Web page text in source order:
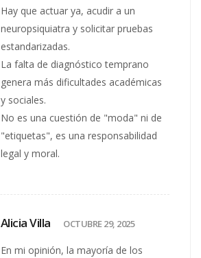
Hay que actuar ya, acudir a un
neuropsiquiatra y solicitar pruebas
estandarizadas.
La falta de diagnóstico temprano
genera más dificultades académicas
y sociales.
No es una cuestión de "moda" ni de
"etiquetas", es una responsabilidad
legal y moral.
Alicia Villa OCTUBRE 29, 2025
En mi opinión, la mayoría de los